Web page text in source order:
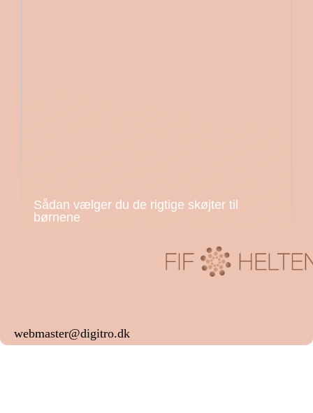
Sådan vælger du de rigtige skøjter til
børnene
webmaster@digitro.dk